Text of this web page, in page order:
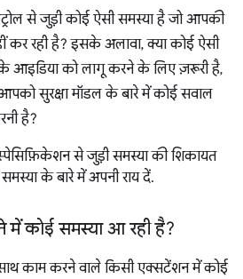
से जुड़ी कोई ऐसी समस्या है जो आपकी
कर रही है? इसके अलावा, क्या कोई ऐसी
आइडिया को लागू करने के लिए ज़रूरी है,
सुरक्षा मॉडल के बारे में कोई सवाल
है?
से जुड़ी समस्या की शिकायत
के बारे में अपनी राय दें.
कोई समस्या आ रही है?
काम करने वाले किसी एक्सटेंशन में कोई